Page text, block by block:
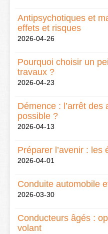
Antipsychotiques et
effets et risques
2026-04-26
Pourquoi choisir un
travaux ?
2026-04-23
Démence : l’arrêt des
possible ?
2026-04-13
Préparer l’avenir :
2026-04-01
Conduite automobile
2026-03-30
Conducteurs âgés :
volant